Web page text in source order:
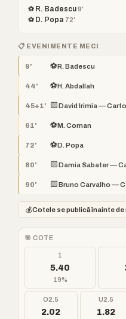
⚽ R. Badescu9'
⚽ D. Popa 72'
📋 EVENIMENTE MECI
9' ⚽R. Badescu
44' ⚽H. Abdallah
45+1' 🟨 David Irimia —
61' ⚽M. Coman
72' ⚽D. Popa
80' 🟨 Damia Sabater —
90' 🟨 Bruno Carvalho —
💰Cotele se publică înainte de
🎯 COTE
1
5.40
19%
O2.5
2.02
U2.5
1.82